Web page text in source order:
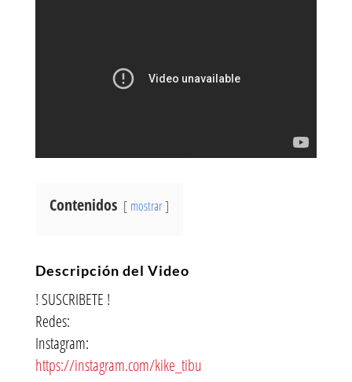
Contenidos mostrar
Descripción del Video
! SUSCRIBETE !
Redes:
Instagram:
https://instagram.com/kike_tibu